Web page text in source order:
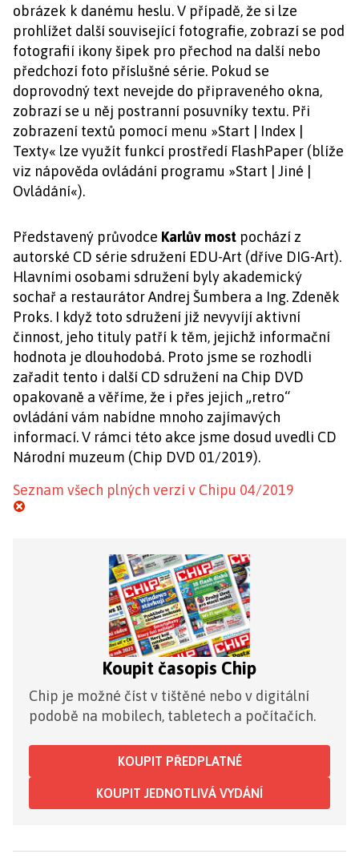
obrázek k danému heslu. V případě, že si lze
prohlížet další související fotografie, zobrazí se pod
fotografií ikony šipek pro přechod na další nebo
předchozí foto příslušné série. Pokud se
doprovodný text nevejde do připraveného okna,
zobrazí se u něj postranní posuvníky textu. Při
zobrazení textů pomocí menu »Start | Index |
Texty« lze využít funkcí prostředí FlashPaper (blíže
viz nápověda ovládání programu »Start | Jiné |
Ovládání«).
Představený průvodce Karlův most pochází z
autorské CD série sdružení EDU-Art (dříve DIG-Art).
Hlavními osobami sdružení byly akademický
sochař a restaurátor Andrej Šumbera a Ing. Zdeněk
Proks. I když toto sdružení již nevyvíjí aktivní
činnost, jeho tituly patří k těm, jejichž informační
hodnota je dlouhodobá. Proto jsme se rozhodli
zařadit tento i další CD sdružení na Chip DVD
opakovaně a věříme, že i přes jejich „retro“
ovládání vám nabídne mnoho zajímavých
informací. V rámci této akce jsme dosud uvedli CD
Národní muzeum (Chip DVD 01/2019).
Seznam všech plných verzí v Chipu 04/2019
Koupit časopis Chip
Chip je možné číst v tištěné nebo v digitální
podobě na mobilech, tabletech a počítačích.
KOUPIT PŘEDPLATNÉ
KOUPIT JEDNOTLIVÁ VYDÁNÍ